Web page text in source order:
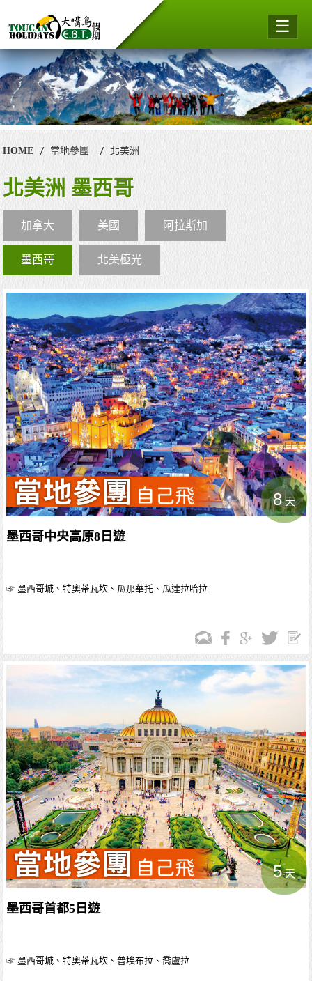
☰
HOME 當地參團 北美洲
北美洲 墨西哥
加拿大 美國 阿拉斯加
墨西哥 北美極光
8天
墨西哥中央高原8日遊
☞ 墨西哥城、特奧蒂瓦坎、瓜那華托、瓜達拉哈拉
5天
墨西哥首都5日遊
☞ 墨西哥城、特奧蒂瓦坎、普埃布拉、喬盧拉